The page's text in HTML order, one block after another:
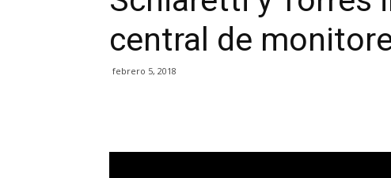
central de
febrero 5, 2018